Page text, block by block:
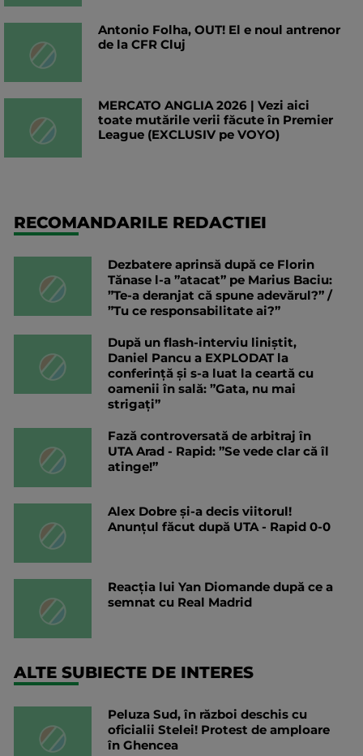
Antonio Folha, OUT! El e noul antrenor
de la CFR Cluj
MERCATO ANGLIA 2026 | Vezi aici
toate mutările verii făcute în Premier
League (EXCLUSIV pe VOYO)
RECOMANDARILE REDACTIEI
Dezbatere aprinsă după ce Florin
Tănase l-a ”atacat” pe Marius Baciu:
”Te-a deranjat că spune adevărul?” /
”Tu ce responsabilitate ai?”
După un flash-interviu liniștit,
Daniel Pancu a EXPLODAT la
conferință și s-a luat la ceartă cu
oamenii în sală: ”Gata, nu mai
strigați”
Fază controversată de arbitraj în
UTA Arad - Rapid: ”Se vede clar că îl
atinge!”
Alex Dobre și-a decis viitorul!
Anunțul făcut după UTA - Rapid 0-0
Reacția lui Yan Diomande după ce a
semnat cu Real Madrid
ALTE SUBIECTE DE INTERES
Peluza Sud, în război deschis cu
oficialii Stelei! Protest de amploare
în Ghencea